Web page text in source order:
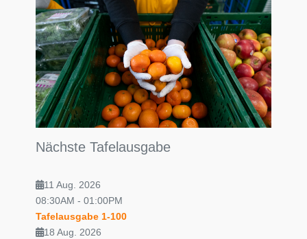
Nächste Tafelausgabe
11 Aug. 2026
08:30AM - 01:00PM
Tafelausgabe 1-100
18 Aug. 2026